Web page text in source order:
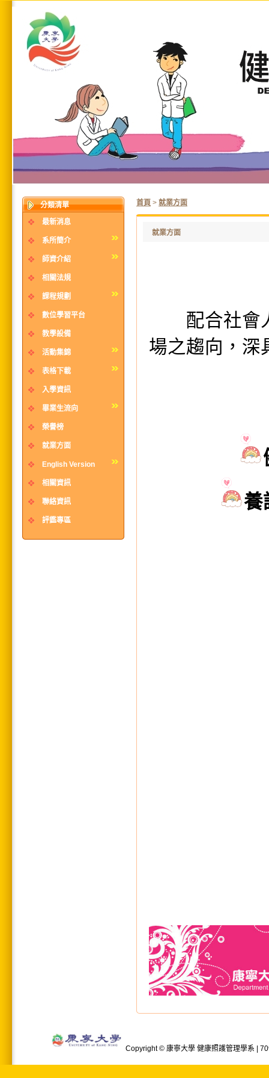
分類清單
最新消息
系所簡介
師資介紹
相關法規
課程規劃
數位學習平台
教學設備
活動集錦
表格下載
入學資訊
畢業生流向
榮譽榜
就業方面
English Version
相關資訊
聯絡資訊
評鑑專區
首頁 > 就業方面
就業方面
配合社會人
場之趨向，深
養
Copyright © 康寧大學 健康照護管理學系 |